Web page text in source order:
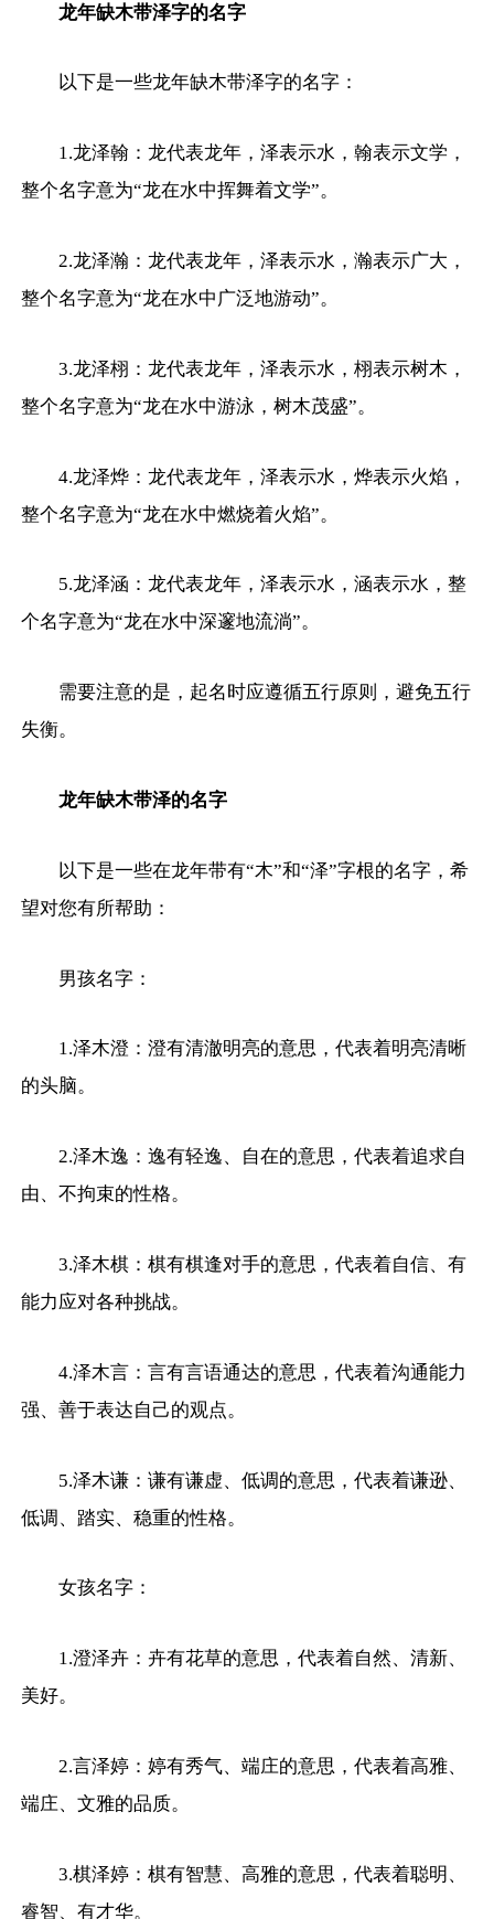
龙年缺木带泽字的名字
以下是一些龙年缺木带泽字的名字：
1.龙泽翰：龙代表龙年，泽表示水，翰表示文学，
整个名字意为“龙在水中挥舞着文学”。
2.龙泽瀚：龙代表龙年，泽表示水，瀚表示广大，
整个名字意为“龙在水中广泛地游动”。
3.龙泽栩：龙代表龙年，泽表示水，栩表示树木，
整个名字意为“龙在水中游泳，树木茂盛”。
4.龙泽烨：龙代表龙年，泽表示水，烨表示火焰，
整个名字意为“龙在水中燃烧着火焰”。
5.龙泽涵：龙代表龙年，泽表示水，涵表示水，整
个名字意为“龙在水中深邃地流淌”。
需要注意的是，起名时应遵循五行原则，避免五行
失衡。
龙年缺木带泽的名字
以下是一些在龙年带有“木”和“泽”字根的名字，希
望对您有所帮助：
男孩名字：
1.泽木澄：澄有清澈明亮的意思，代表着明亮清晰
的头脑。
2.泽木逸：逸有轻逸、自在的意思，代表着追求自
由、不拘束的性格。
3.泽木棋：棋有棋逢对手的意思，代表着自信、有
能力应对各种挑战。
4.泽木言：言有言语通达的意思，代表着沟通能力
强、善于表达自己的观点。
5.泽木谦：谦有谦虚、低调的意思，代表着谦逊、
低调、踏实、稳重的性格。
女孩名字：
1.澄泽卉：卉有花草的意思，代表着自然、清新、
美好。
2.言泽婷：婷有秀气、端庄的意思，代表着高雅、
端庄、文雅的品质。
3.棋泽婷：棋有智慧、高雅的意思，代表着聪明、
睿智、有才华。